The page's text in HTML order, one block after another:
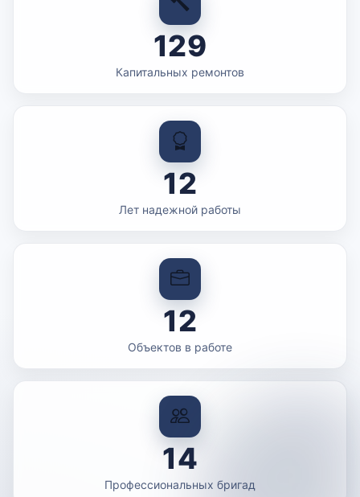
129
Капитальных ремонтов
12
Лет надежной работы
12
Объектов в работе
14
Профессиональных бригад